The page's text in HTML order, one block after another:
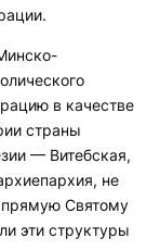
в качестве
страны
— Витебская,
не
Святому
эти структуры